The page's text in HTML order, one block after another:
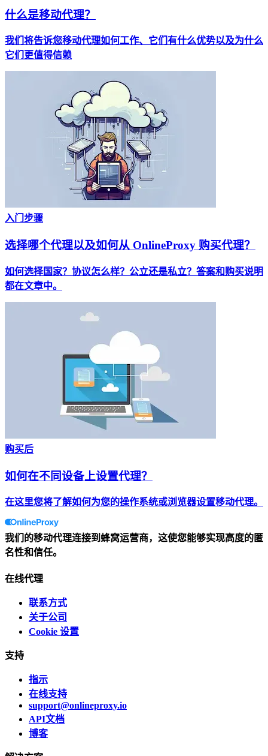
什么是移动代理？
我们将告诉您移动代理如何工作、它们有什么优势以及为什么
它们更值得信赖
入门步骤
选择哪个代理以及如何从 OnlineProxy 购买代理？
如何选择国家？协议怎么样？公立还是私立？答案和购买说明
都在文章中。
购买后
如何在不同设备上设置代理？
在这里您将了解如何为您的操作系统或浏览器设置移动代理。
我们的移动代理连接到蜂窝运营商，这使您能够实现高度的匿
名性和信任。
在线代理
联系方式
关于公司
Cookie 设置
支持
指示
在线支持
support@onlineproxy.io
API文档
博客